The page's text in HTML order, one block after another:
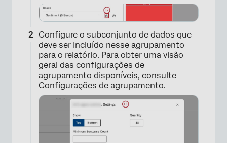
Configure o subconjunto de dados que
deve ser incluído nesse agrupamento
para o relatório. Para obter uma visão
geral das configurações de
agrupamento disponíveis, consulte
Configurações de agrupamento.